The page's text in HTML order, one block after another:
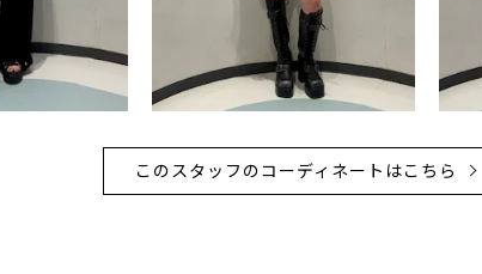
このスタッフのコーディネートはこちら